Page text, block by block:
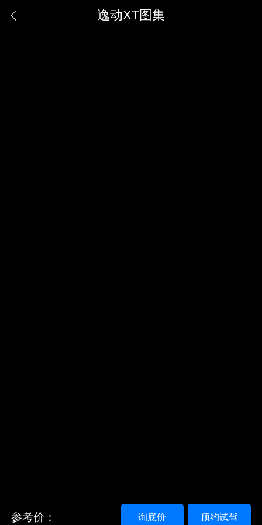
逸动XT图集
参考价： 预约试驾
询底价